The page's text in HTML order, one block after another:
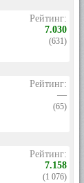
Рейтинг:
7.030
(631)
Рейтинг:
—
(65)
Рейтинг:
7.158
(1 076)